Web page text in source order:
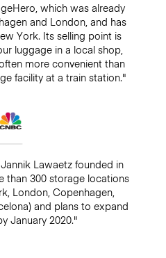
which was already
and London, and has
York. Its selling point is
luggage in a local shop,
more convenient than
facility at a train station."
Lawaetz founded in
than 300 storage locations
London, Copenhagen,
and plans to expand
January 2020."